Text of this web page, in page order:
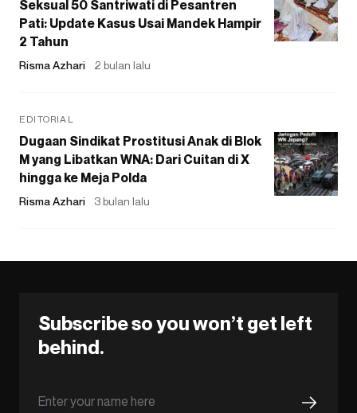
Seksual 50 Santriwati di Pesantren
Pati: Update Kasus Usai Mandek Hampir
2 Tahun
Risma Azhari 2 bulan lalu
EDITORIAL
Dugaan Sindikat Prostitusi Anak di Blok
M yang Libatkan WNA: Dari Cuitan di X
hingga ke Meja Polda
Risma Azhari 3 bulan lalu
Subscribe so you won’t get left
behind.